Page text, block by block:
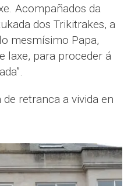
Acompañados da
dos Trikitrakes, a
mesmísimo Papa,
laxe, para proceder á
retranca a vivida en